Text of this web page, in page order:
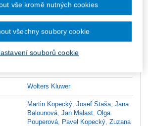
Ceny jsou včetně DPH
Wolters Kluwer
Martin Kopecký ,Josef Staša ,Jana
Balounová ,Jan Malast ,Olga
Pouperová Pavel Kopecký ,Zuzana
souborů cookie
vše kromě nutných cookies
všechny soubory cookie